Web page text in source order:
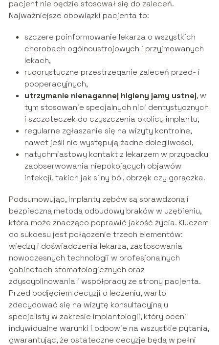
pacjent nie będzie stosował się do zaleceń.
Najważniejsze obowiązki pacjenta to:
szczere poinformowanie lekarza o wszystkich
chorobach ogólnoustrojowych i przyjmowanych
lekach,
rygorystyczne przestrzeganie zaleceń przed- i
pooperacyjnych,
utrzymanie nienagannej higieny jamy ustnej, w
tym stosowanie specjalnych nici dentystycznych
i szczoteczek do czyszczenia okolicy implantu,
regularne zgłaszanie się na wizyty kontrolne,
nawet jeśli nie występują żadne dolegliwości,
natychmiastowy kontakt z lekarzem w przypadku
zaobserwowania niepokojących objawów
infekcji, takich jak silny ból, obrzęk czy gorączka.
Podsumowując, implanty zębów są sprawdzoną i
bezpieczną metodą odbudowy braków w uzębieniu,
która może znacząco poprawić jakość życia. Kluczem
do sukcesu jest połączenie trzech elementów:
wiedzy i doświadczenia lekarza, zastosowania
nowoczesnych technologii w profesjonalnych
gabinetach stomatologicznych oraz
zdyscyplinowania i współpracy ze strony pacjenta.
Przed podjęciem decyzji o leczeniu, warto
zdecydować się na wizytę konsultacyjną u
specjalisty w zakresie implantologii, który oceni
indywidualne warunki i odpowie na wszystkie pytania,
gwarantując, że ostateczne decyzje będą w pełni